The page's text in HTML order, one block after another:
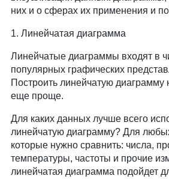
них и о сферах их применения и
1. Линейчатая диаграмма
Линейчатые диаграммы входят в
популярных графических
Построить линейчатую диаграмму
еще проще.
Для каких данных лучше всего
линейчатую диаграмму? Для
которые нужно сравнить: числа,
температуры, частоты и прочие
линейчатая диаграмма подойдет